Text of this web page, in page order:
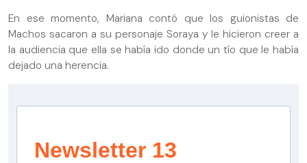
En ese momento, Mariana contó que los guionistas de
Machos sacaron a su personaje Soraya y le hicieron creer a
la audiencia que ella se había ido donde un tío que le había
dejado una herencia.
Newsletter 13